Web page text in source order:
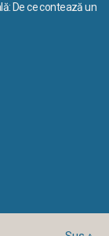
De ce contează un